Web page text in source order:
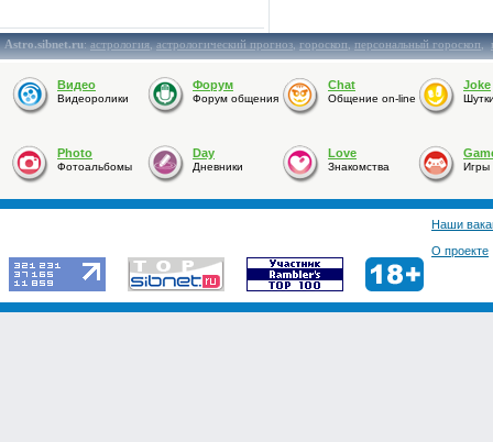
Astro.sibnet.ru:астрология,астрологический прогноз,гороскоп,персональный гороскоп,
Видео
Видеоролики
Форум
Форум общения
Chat
Общение on-line
Joke
Photo
Фотоальбомы
Day
Дневники
Love
Знакомства Игры
Наши
О проекте